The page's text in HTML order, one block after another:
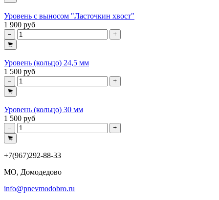
Уровень с выносом "Ласточкин хвост"
1 900 руб
Уровень (кольцо) 24,5 мм
1 500 руб
Уровень (кольцо) 30 мм
1 500 руб
+7(967)292-88-33
МО, Домодедово
info@pnevmodobro.ru